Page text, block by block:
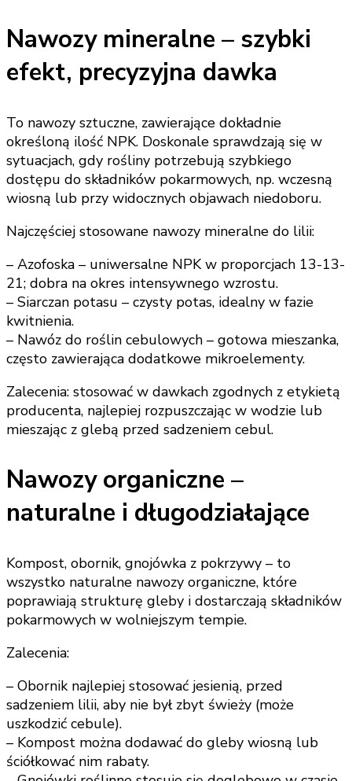
Nawozy mineralne – szybki
efekt, precyzyjna dawka
To nawozy sztuczne, zawierające dokładnie
określoną ilość NPK. Doskonale sprawdzają się w
sytuacjach, gdy rośliny potrzebują szybkiego
dostępu do składników pokarmowych, np. wczesną
wiosną lub przy widocznych objawach niedoboru.
Najczęściej stosowane nawozy mineralne do lilii:
– Azofoska – uniwersalne NPK w proporcjach 13-13-
21; dobra na okres intensywnego wzrostu.
– Siarczan potasu – czysty potas, idealny w fazie
kwitnienia.
– Nawóz do roślin cebulowych – gotowa mieszanka,
często zawierająca dodatkowe mikroelementy.
Zalecenia: stosować w dawkach zgodnych z etykietą
producenta, najlepiej rozpuszczając w wodzie lub
mieszając z glebą przed sadzeniem cebul.
Nawozy organiczne –
naturalne i długodziałające
Kompost, obornik, gnojówka z pokrzywy – to
wszystko naturalne nawozy organiczne, które
poprawiają strukturę gleby i dostarczają składników
pokarmowych w wolniejszym tempie.
Zalecenia:
– Obornik najlepiej stosować jesienią, przed
sadzeniem lilii, aby nie był zbyt świeży (może
uszkodzić cebule).
– Kompost można dodawać do gleby wiosną lub
ściółkować nim rabaty.